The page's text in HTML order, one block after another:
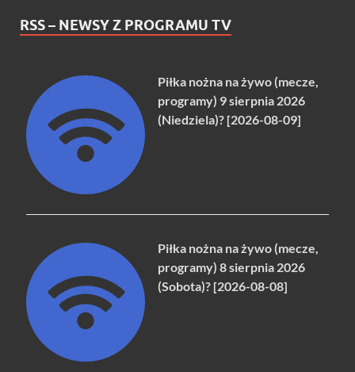
RSS – NEWSY Z PROGRAMU TV
Piłka nożna na żywo (mecze,
programy) 9 sierpnia 2026
(Niedziela)? [2026-08-09]
Piłka nożna na żywo (mecze,
programy) 8 sierpnia 2026
(Sobota)? [2026-08-08]